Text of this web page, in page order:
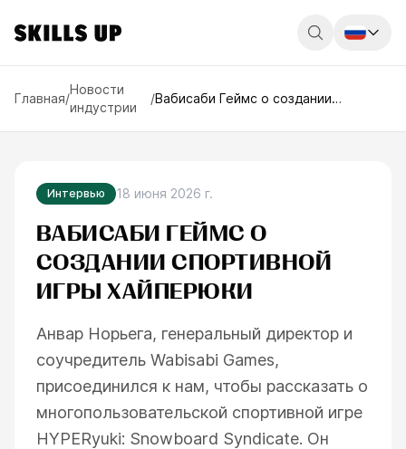
Главная/
Новости
индустрии
/Вабисаби Геймс о создании
Интервью 18 июня 2026 г.
ВАБИСАБИ ГЕЙМС О
СОЗДАНИИ СПОРТИВНОЙ
ИГРЫ ХАЙПЕРЮКИ
Анвар Норьега, генеральный директор и
соучредитель Wabisabi Games,
присоединился к нам, чтобы рассказать о
многопользовательской спортивной игре
HYPERyuki: Snowboard Syndicate. Он